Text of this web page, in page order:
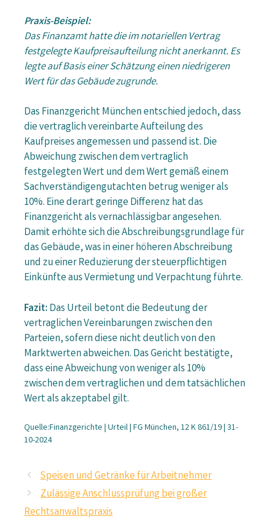
Praxis-Beispiel:
Das Finanzamt hatte die im notariellen Vertrag
festgelegte Kaufpreisaufteilung nicht anerkannt. Es
legte auf Basis einer Schätzung einen niedrigeren
Wert für das Gebäude zugrunde.
Das Finanzgericht München entschied jedoch, dass
die vertraglich vereinbarte Aufteilung des
Kaufpreises angemessen und passend ist. Die
Abweichung zwischen dem vertraglich
festgelegten Wert und dem Wert gemäß einem
Sachverständigengutachten betrug weniger als
10%. Eine derart geringe Differenz hat das
Finanzgericht als vernachlässigbar angesehen.
Damit erhöhte sich die Abschreibungsgrundlage für
das Gebäude, was in einer höheren Abschreibung
und zu einer Reduzierung der steuerpflichtigen
Einkünfte aus Vermietung und Verpachtung führte.
Fazit: Das Urteil betont die Bedeutung der
vertraglichen Vereinbarungen zwischen den
Parteien, sofern diese nicht deutlich von den
Marktwerten abweichen. Das Gericht bestätigte,
dass eine Abweichung von weniger als 10%
zwischen dem vertraglichen und dem tatsächlichen
Wert als akzeptabel gilt.
Quelle:Finanzgerichte | Urteil | FG München, 12 K 861/19 | 31-
10-2024
Speisen und Getränke für Arbeitnehmer
Zulässige Anschlussprüfung bei großer
Rechtsanwaltspraxis